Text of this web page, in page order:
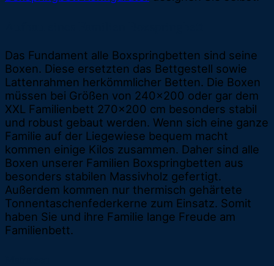
Das Fundament alle Boxspringbetten sind seine
Boxen. Diese ersetzten das Bettgestell sowie
Lattenrahmen herkömmlicher Betten. Die Boxen
müssen bei Größen von 240x200 oder gar dem
XXL Familienbett 270x200 cm besonders stabil
und robust gebaut werden. Wenn sich eine ganze
Familie auf der Liegewiese bequem macht
kommen einige Kilos zusammen. Daher sind alle
Boxen unserer Familien Boxspringbetten aus
besonders stabilen Massivholz gefertigt.
Außerdem kommen nur thermisch gehärtete
Tonnentaschenfederkerne zum Einsatz. Somit
haben Sie und ihre Familie lange Freude am
Familienbett.